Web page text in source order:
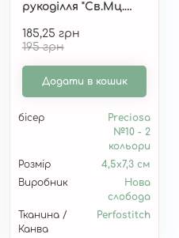
рукоділля "Св.Мц.
РВ3104
185,25 грн
195 грн
Додати в кошик
бісер
Preciosa
№10 - 2
кольори
Розмір
4,5х7,3 см
Виробник
Нова
слобода
Тканина /
Канва
Perfostitch